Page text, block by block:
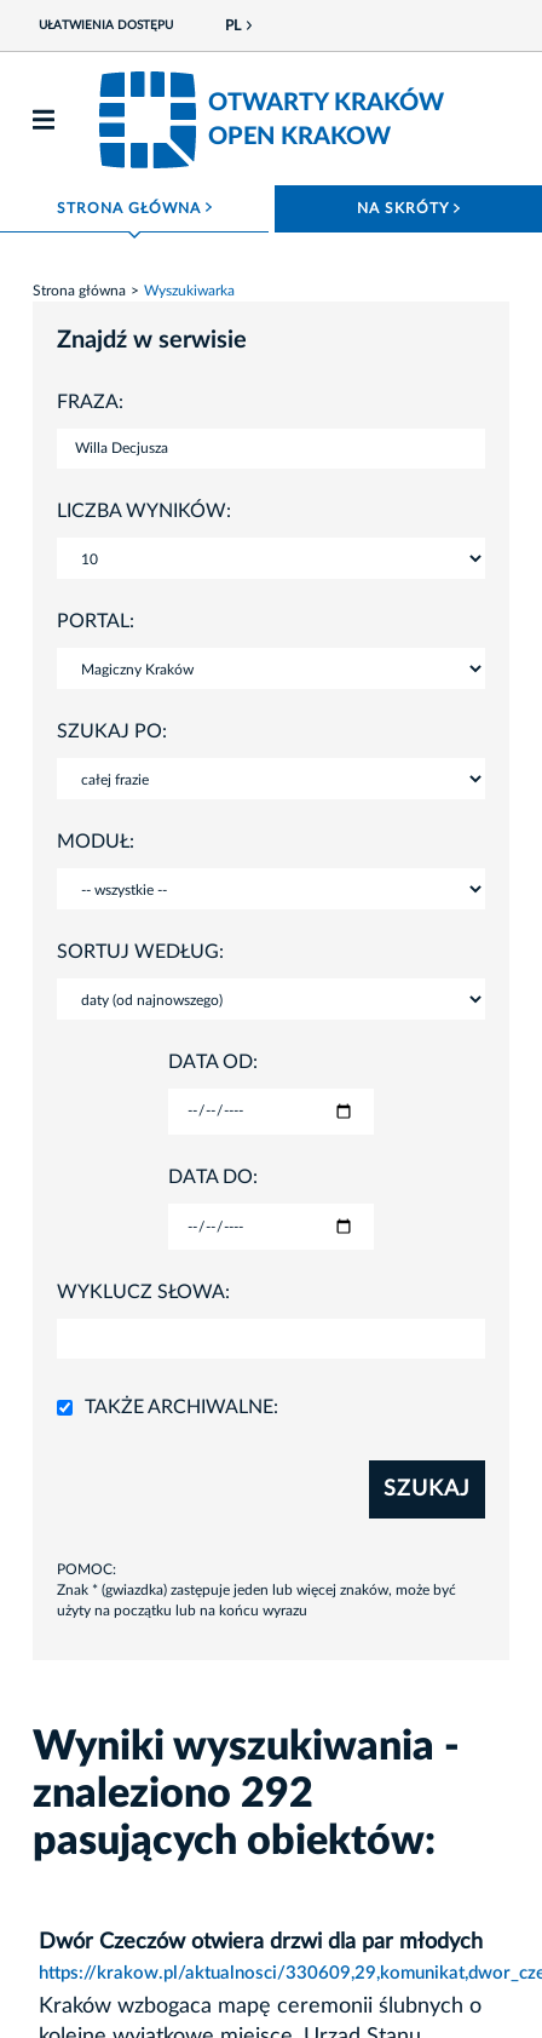
UŁATWIENIA DOSTĘPU PL
OTWARTY KRAKÓW
OPEN KRAKOW
STRONA GŁÓWNA ROZWIŃ MENU NA SKRÓTY
Strona główna Wyszukiwarka
Znajdź w serwisie
FRAZA:
LICZBA WYNIKÓW:
PORTAL:
SZUKAJ PO:
MODUŁ:
SORTUJ WEDŁUG:
DATA OD:
DATA DO:
WYKLUCZ SŁOWA:
TAKŻE ARCHIWALNE:
SZUKAJ
POMOC:
Znak * (gwiazdka) zastępuje jeden lub więcej znaków, może być
użyty na początku lub na końcu wyrazu
Wyniki wyszukiwania -
znaleziono 292
pasujących obiektów:
Dwór Czeczów otwiera drzwi dla par młodych
https://krakow.pl/aktualnosci/
Kraków wzbogaca mapę ceremonii ślubnych o